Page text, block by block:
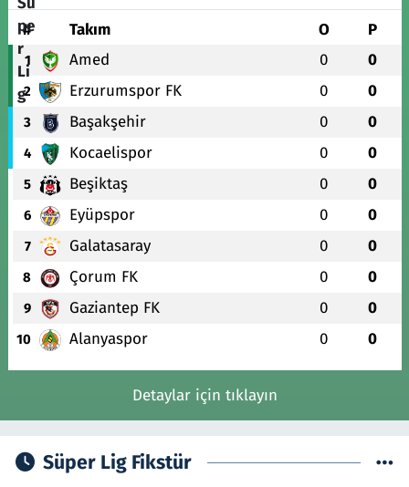
# Takım O P
1 Amed 0 0
2 Erzurumspor FK 0 0
3 Başakşehir 0 0
4 Kocaelispor 0 0
5 Beşiktaş 0 0
6 Eyüpspor 0 0
7 Galatasaray 0 0
8 Çorum FK 0 0
9 Gaziantep FK 0 0
10 Alanyaspor 0 0
Detaylar için tıklayın
Süper Lig Fikstür